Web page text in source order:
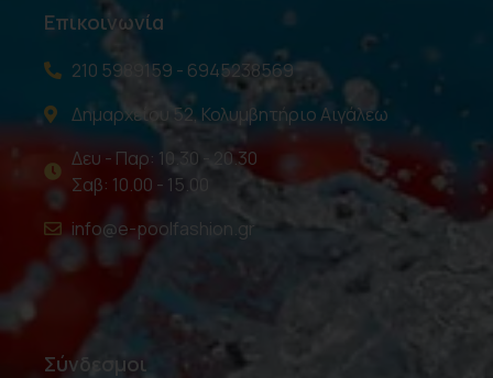
Επικοινωνία
210 5989159 - 6945238569
Δημαρχείου 52, Κολυμβητήριο Αιγάλεω
Δευ - Παρ: 10.30 - 20.30
Σαβ: 10.00 - 15.00
info@e-poolfashion.gr
Σύνδεσμοι